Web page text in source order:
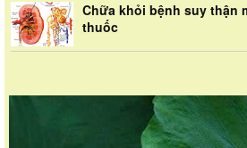
Chữa khỏi bệnh suy thận
thuốc